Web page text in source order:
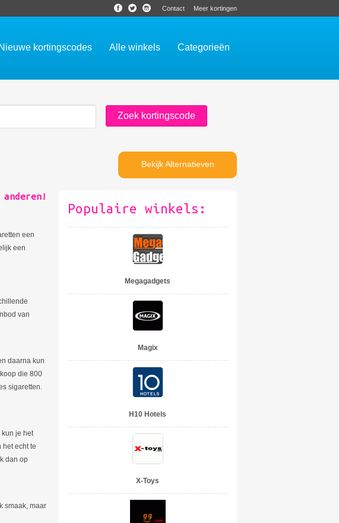
Contact Meer kortingen
Nieuwe kortingscodes Alle winkels Categorieën
Bekijk Alternatieven
een
een
van
daarna kun
die 800
sigaretten.
je het
echt te
dan op
smaak, maar
Populaire winkels:
Megagadgets
Magix
H10 Hotels
X-Toys